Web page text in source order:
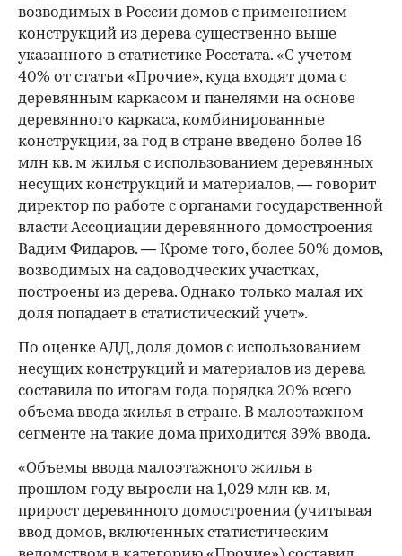
возводимых в России домов с применением
конструкций из дерева существенно выше
указанного в статистике Росстата. «С учетом
40% от статьи «Прочие», куда входят дома с
деревянным каркасом и панелями на основе
деревянного каркаса, комбинированные
конструкции, за год в стране введено более 16
млн кв. м жилья с использованием деревянных
несущих конструкций и материалов, — говорит
директор по работе с органами государственной
власти Ассоциации деревянного домостроения
Вадим Фидаров. — Кроме того, более 50% домов,
возводимых на садоводческих участках,
построены из дерева. Однако только малая их
доля попадает в статистический учет».
По оценке АДД, доля домов с использованием
несущих конструкций и материалов из дерева
составила по итогам года порядка 20% всего
объема ввода жилья в стране. В малоэтажном
сегменте на такие дома приходится 39% ввода.
«Объемы ввода малоэтажного жилья в
прошлом году выросли на 1,029 млн кв. м,
прирост деревянного домостроения (учитывая
ввод домов, включенных статистическим